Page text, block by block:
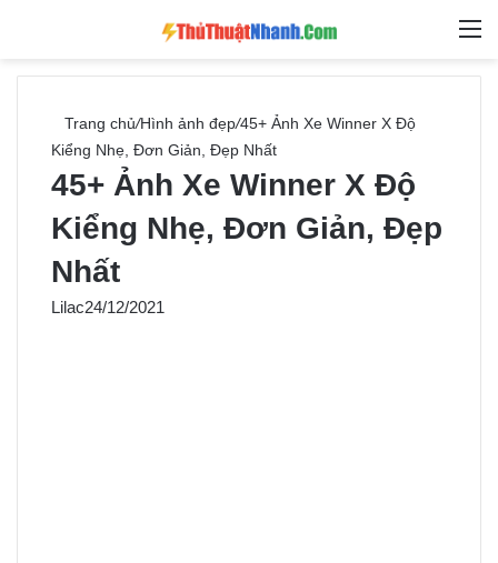
Tìm
Trang chủ/Hình ảnh đẹp/45+ Ảnh Xe Winner X Độ
Kiểng Nhẹ, Đơn Giản, Đẹp Nhất
45+ Ảnh Xe Winner X Độ
Kiểng Nhẹ, Đơn Giản, Đẹp
Nhất
Lilac24/12/2021